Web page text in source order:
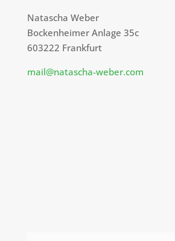
Natascha Weber
Bockenheimer Anlage 35c
603222 Frankfurt
mail@natascha-weber.com